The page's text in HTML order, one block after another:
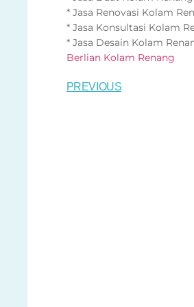
* Jasa Renovasi Kolam
* Jasa Konsultasi Kolam
* Jasa Desain Kolam
Berlian Kolam Renang
PREVIOUS